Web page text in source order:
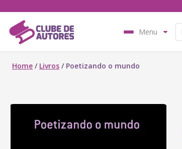
Menu
Home / Livros / Poetizando o mundo